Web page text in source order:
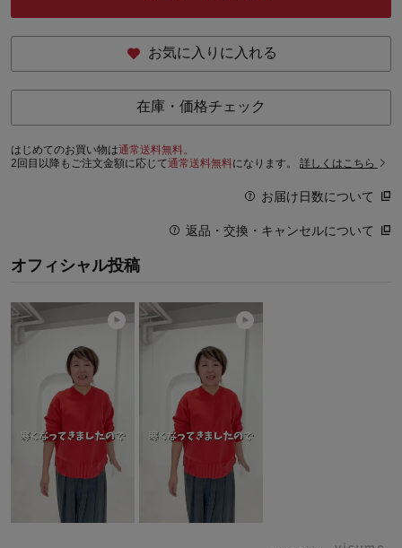
お気に入りに入れる
在庫・価格チェック
はじめてのお買い物は通常送料無料。
2回目以降もご注文金額に応じて通常送料無料になります。 詳しくはこちら
お届け日数について
返品・交換・キャンセルについて
オフィシャル投稿